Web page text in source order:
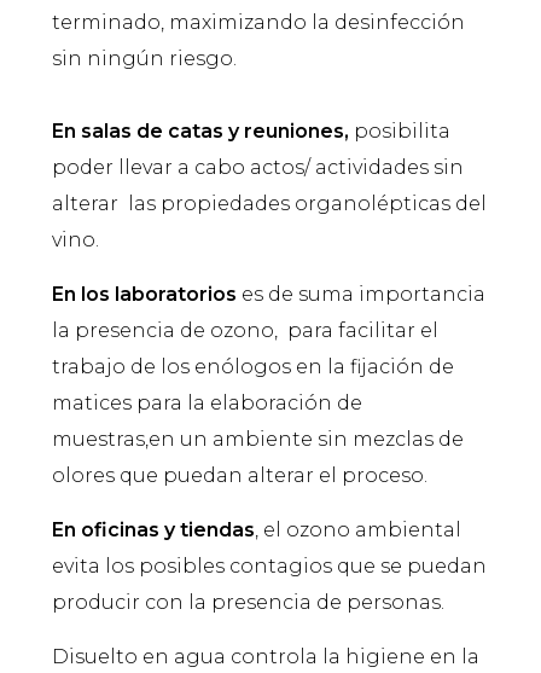
terminado, maximizando la desinfección
sin ningún riesgo.
En salas de catas y reuniones, posibilita
poder llevar a cabo actos/ actividades sin
alterar las propiedades organolépticas del
vino.
En los laboratorios es de suma importancia
la presencia de ozono, para facilitar el
trabajo de los enólogos en la fijación de
matices para la elaboración de
muestras,en un ambiente sin mezclas de
olores que puedan alterar el proceso.
En oficinas y tiendas, el ozono ambiental
evita los posibles contagios que se puedan
producir con la presencia de personas.
Disuelto en agua controla la higiene en la